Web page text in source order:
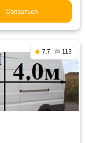
Связаться
7.7 113